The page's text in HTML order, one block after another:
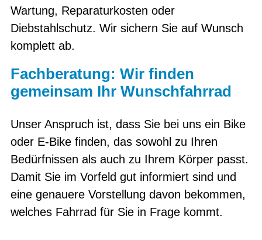
Wartung, Reparaturkosten oder
Diebstahlschutz. Wir sichern Sie auf Wunsch
komplett ab.
Fachberatung: Wir finden
gemeinsam Ihr Wunschfahrrad
Unser Anspruch ist, dass Sie bei uns ein Bike
oder E-Bike finden, das sowohl zu Ihren
Bedürfnissen als auch zu Ihrem Körper passt.
Damit Sie im Vorfeld gut informiert sind und
eine genauere Vorstellung davon bekommen,
welches Fahrrad für Sie in Frage kommt.